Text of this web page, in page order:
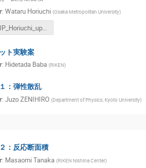
: Wataru Horiuchi (Osaka Metropolitan University)
TRIP_Horiuchi_upload.pdf
ト実験案
: Hidetada Baba (RIKEN)
：弾性散乱
: Juzo ZENIHIRO (Department of Physics, Kyoto University)
：反応断面積
: Masaomi Tanaka (RIKEN Nishina Center)